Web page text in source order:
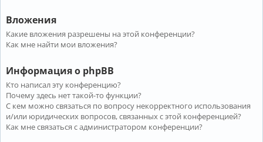
Вложения
Какие вложения разрешены на этой конференции?
Как мне найти мои вложения?
Информация о phpBB
Кто написал эту конференцию?
Почему здесь нет такой-то функции?
С кем можно связаться по вопросу некорректного использования
и/или юридических вопросов, связанных с этой конференцией?
Как мне связаться с администратором конференции?